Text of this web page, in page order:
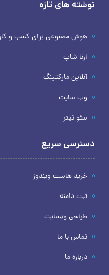
نوشته های تازه
هوش مصنوعی برای کسب و
ارنا شاپ
آنلاین مارکتینگ
وب سایت
سئو تیتر
دسترسی سریع
خرید هاست ویندوز
ثبت دامنه
طراحی وبسایت
تماس با ما
درباره ما